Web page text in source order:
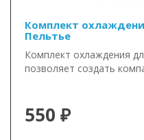
Комплект
Пельтье
Комплект охлаждения
позволяет создать
550 ₽